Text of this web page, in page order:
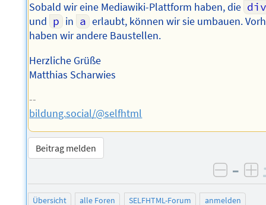
Sobald wir eine Mediawiki-Plattform haben, die div
und p in a erlaubt, können wir sie umbauen.
haben wir andere Baustellen.
Herzliche Grüße
Matthias Scharwies
--
bildung.social/@selfhtml
Beitrag melden
–
Übersicht alle Foren SELFHTML-Forum
anmelden